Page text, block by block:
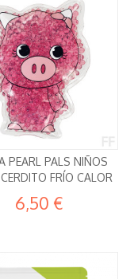
PEARL PALS NIÑOS
FRÍO CALOR
6,50 €